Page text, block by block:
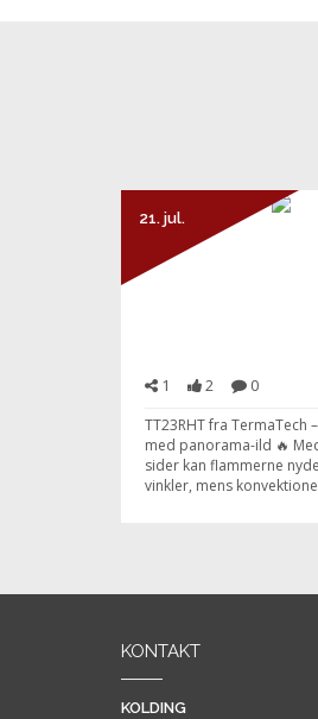
21. jul.
1 2 0
TT23RHT fra
med panorama-ild 🔥
sider kan flammerne
vinkler, mens
KONTAKT
KOLDING